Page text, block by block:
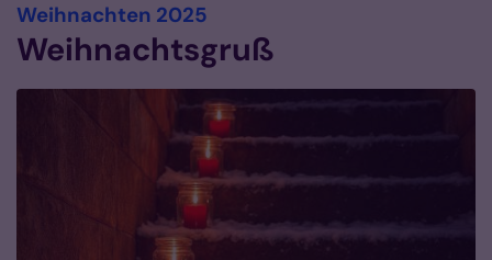
Weihnachten 2025
Weihnachtsgruß